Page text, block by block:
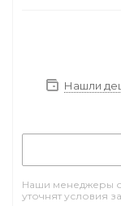
Нашли
Наши менеджеры
уточнят условия